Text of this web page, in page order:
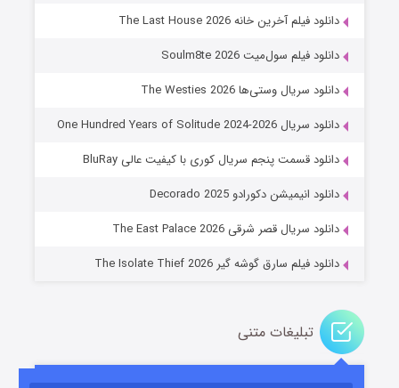
عملیات آپارتمان
قسمت۲ (زیرنویس) منتشر شد
دانلود فیلم آخرین خانه The Last House 2026
دانلود فیلم سول‌میت Soulm8te 2026
دانلود سریال وستی‌ها The Westies 2026
دانلود سریال One Hundred Years of Solitude 2024-2026
دانلود قسمت پنجم سریال کوری با کیفیت عالی BluRay
دانلود انیمیشن دکورادو Decorado 2025
دانلود سریال قصر شرقی The East Palace 2026
دانلود فیلم سارق گوشه گیر The Isolate Thief 2026
تبلیغات متنی